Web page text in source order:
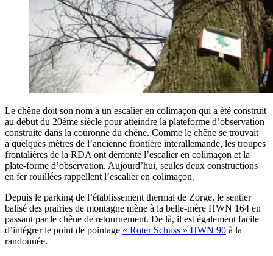
Le chêne doit son nom à un esca­lier en coli­ma­çon qui a été construit
au début du 20ème siècle pour atteindre la pla­te­forme d’ob­ser­va­tion
construite dans la cou­ronne du chêne. Comme le chêne se trou­vait
à quelques mètres de l’an­cienne fron­tière inter­al­le­mande, les troupes
fron­ta­lières de la RDA ont démon­té l’es­ca­lier en coli­ma­çon et la
plate-forme d’ob­ser­va­tion. Aujourd’­hui, seules deux construc­tions
en fer rouillées rap­pellent l’es­ca­lier en colimaçon.
Depuis le par­king de l’é­ta­blis­se­ment ther­mal de Zorge, le sen­tier
bali­sé des prai­ries de mon­tagne mène à la belle-mère HWN 164 en
pas­sant par le chêne de retour­ne­ment. De là, il est éga­le­ment facile
d’in­té­grer le point de poin­tage « Roter Schuss » HWN 90 à la
randonnée.